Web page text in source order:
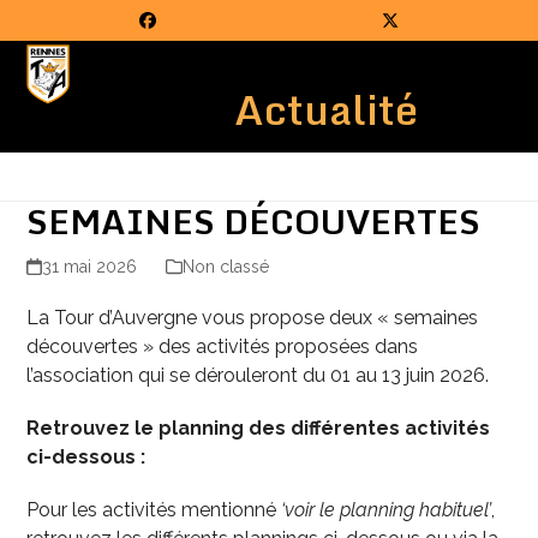
to
content
Facebook Twitter
Open
mobile
Close
mobile
Actualité
SEMAINES DÉCOUVERTES
31 mai 2026 Non classé
La Tour d’Auvergne vous propose deux « semaines
découvertes » des activités proposées dans
l’association qui se dérouleront du 01 au 13 juin 2026.
Retrouvez le planning des différentes activités
ci-dessous :
Pour les activités mentionné ‘voir le planning habituel’,